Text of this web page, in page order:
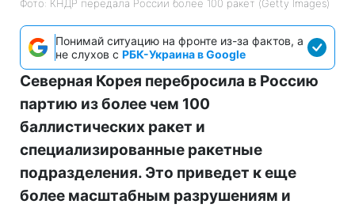
Фото: КНДР передала России более 100 ракет (Getty Images)
Понимай ситуацию на фронте из-за фактов, а
не слухов с РБК-Украина в Google
Северная Корея перебросила в Россию
партию из более чем 100
баллистических ракет и
специализированные ракетные
подразделения. Это приведет к еще
более масштабным разрушениям и